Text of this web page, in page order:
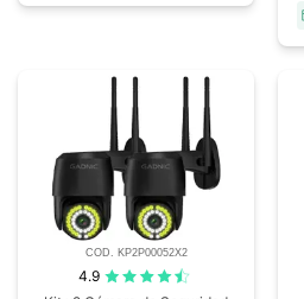
COD. KP2P00052X2
4.9